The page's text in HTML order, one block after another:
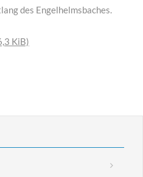
des Engelhelmsbaches.
KiB)